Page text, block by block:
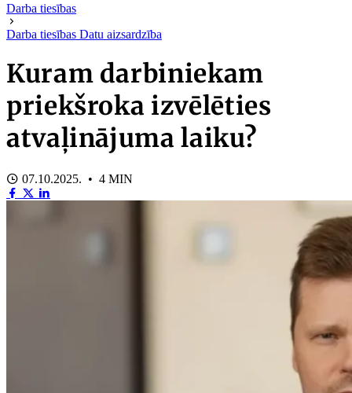
Darba tiesības
Darba tiesības Datu aizsardzība
Kuram darbiniekam
priekšroka izvēlēties
atvaļinājuma laiku?
07.10.2025. • 4 MIN